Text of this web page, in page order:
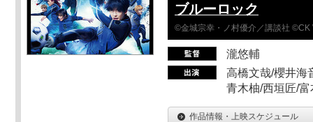
ブルーロック
©金城宗幸・ノ村優介／講談社 ©CK
瀧悠輔
高橋文哉/櫻井海
青木柚/西垣匠/
作品情報・上映スケジュール